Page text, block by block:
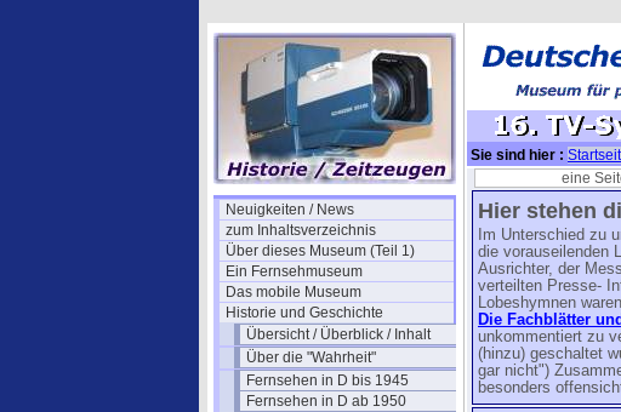
Neuigkeiten / News
zum Inhaltsverzeichnis
Über dieses Museum (Teil 1)
Ein Fernsehmuseum
Das mobile Museum
Historie und Geschichte
Übersicht / Überblick / Inhalt
Über die "Wahrheit"
Fernsehen in D bis 1945
Fernsehen in D ab 1950
Sie sind hier :
Symposien in Montreux
eine
Hier stehen
Im Unterschied zu
die vorauseilenden
Ausrichter, der
verteilten Presse-
Lobeshymnen
Die Fachblätter
unkommentiert zu
(hinzu) geschaltet
gar nicht")
besonders